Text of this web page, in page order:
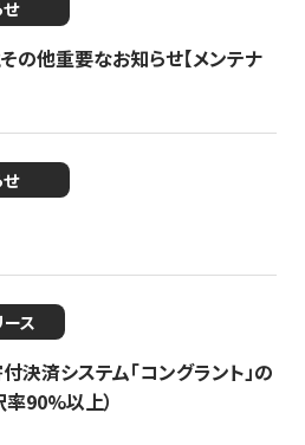
の他重要なお知らせ【メンテナ
ース
決済システム「コングラント」の
90%以上）